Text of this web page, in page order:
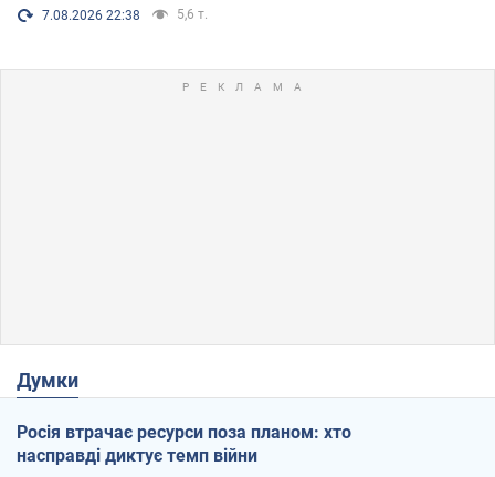
7.08.2026 22:38 5,6 т.
Думки
Росія втрачає ресурси поза планом: хто
насправді диктує темп війни